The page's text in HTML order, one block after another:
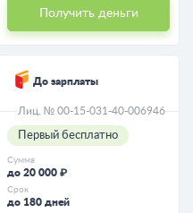
Получить деньги
До зарплаты
Лиц. № 00-15-031-40-006946
Первый бесплатно
Сумма
до 20 000 ₽
Срок
до 180 дней